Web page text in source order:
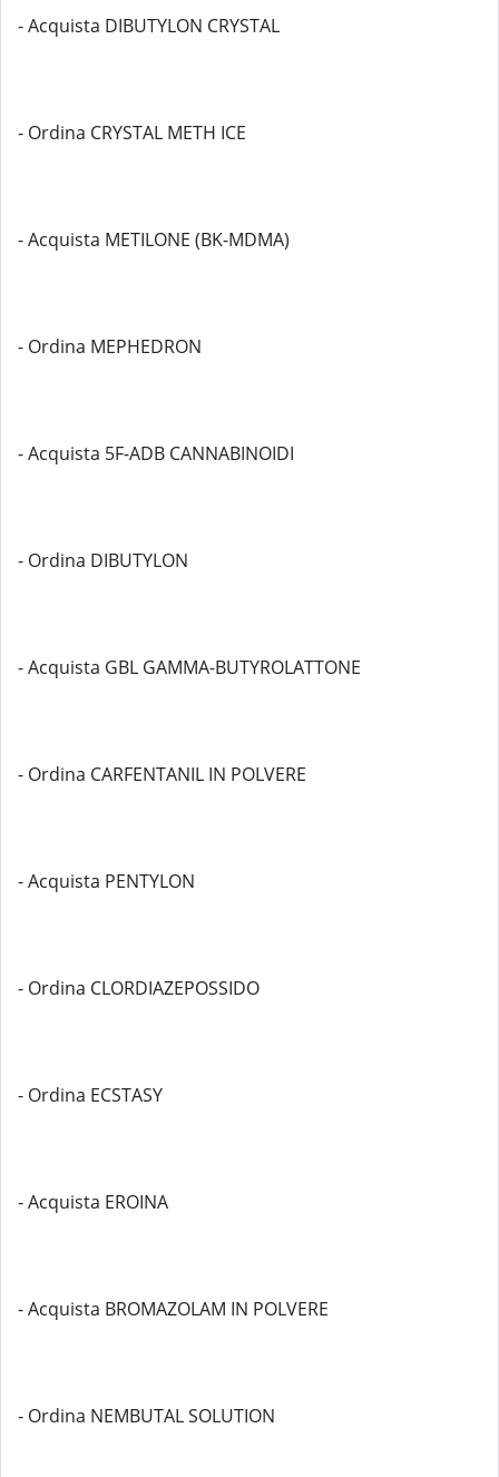
- Acquista DIBUTYLON CRYSTAL
- Ordina CRYSTAL METH ICE
- Acquista METILONE (BK-MDMA)
- Ordina MEPHEDRON
- Acquista 5F-ADB CANNABINOIDI
- Ordina DIBUTYLON
- Acquista GBL GAMMA-BUTYROLATTONE
- Ordina CARFENTANIL IN POLVERE
- Acquista PENTYLON
- Ordina CLORDIAZEPOSSIDO
- Ordina ECSTASY
- Acquista EROINA
- Acquista BROMAZOLAM IN POLVERE
- Ordina NEMBUTAL SOLUTION